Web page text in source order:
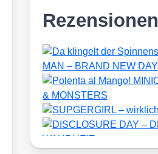
Rezensionen